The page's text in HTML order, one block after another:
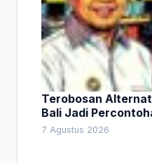
Terobosan
Bali Jadi
Pembiayaan Daerah
7 Agustus 2026